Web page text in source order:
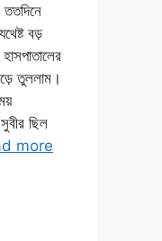
বড়
তুললাম।
ছিল
more